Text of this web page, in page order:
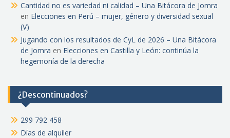
Cantidad no es variedad ni calidad – Una Bitácora de Jomra
en Elecciones en Perú – mujer, género y diversidad sexual
(V)
Jugando con los resultados de CyL de 2026 – Una Bitácora
de Jomra en Elecciones en Castilla y León: continúa la
hegemonía de la derecha
¿Descontinuados?
299 792 458
Días de alquiler